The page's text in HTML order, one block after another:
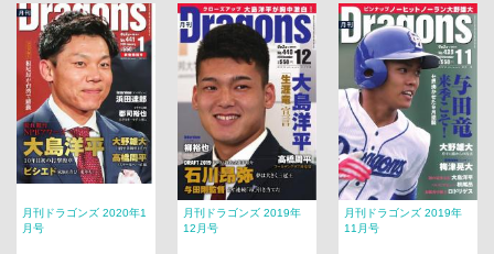
月刊ドラゴンズ 2020年1
月号
月刊ドラゴンズ 2019年
12月号
月刊ドラゴンズ 2019年
11月号